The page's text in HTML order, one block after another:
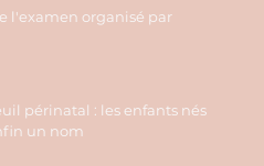
l'examen organisé par
périnatal : les enfants nés
un nom